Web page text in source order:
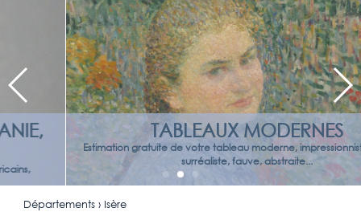
TABLEAUX MODERNES
Estimation gratuite de votre tableau moderne, impressionniste, cubiste,
surréaliste, fauve, abstraite...
Départements› Isère